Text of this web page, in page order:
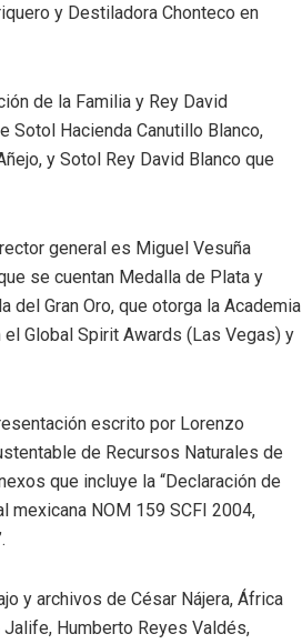
y Destiladora Chonteco en
de la Familia y Rey David
Sotol Hacienda Canutillo Blanco,
y Sotol Rey David Blanco que
general es Miguel Vesuña
se cuentan Medalla de Plata y
del Gran Oro, que otorga la Academia
Global Spirit Awards (Las Vegas) y
escrito por Lorenzo
de Recursos Naturales de
que incluye la “Declaración de
mexicana NOM 159 SCFI 2004,
y archivos de César Nájera, África
Jalife, Humberto Reyes Valdés,